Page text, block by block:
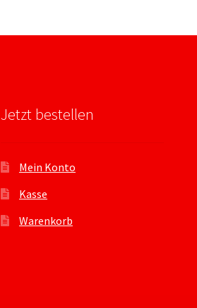
Jetzt bestellen
Mein Konto
Kasse
Warenkorb